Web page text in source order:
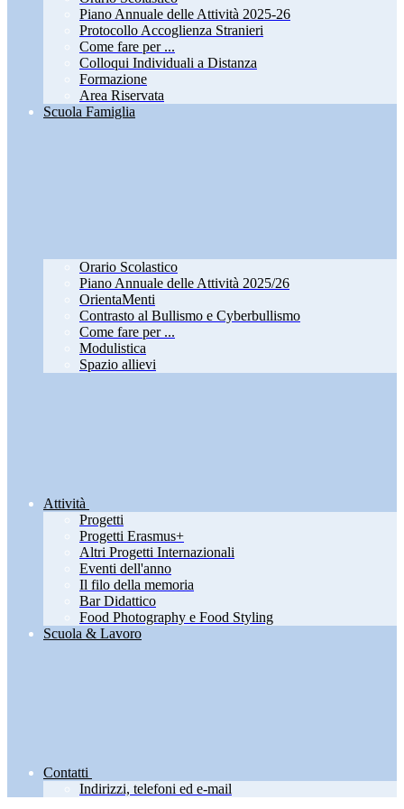
Piano Annuale delle Attività 2025-26
Protocollo Accoglienza Stranieri
Come fare per ...
Colloqui Individuali a Distanza
Formazione
Area Riservata
Scuola Famiglia
Orario Scolastico
Piano Annuale delle Attività 2025/26
OrientaMenti
Contrasto al Bullismo e Cyberbullismo
Come fare per ...
Modulistica
Spazio allievi
Attività
Progetti
Progetti Erasmus+
Altri Progetti Internazionali
Eventi dell'anno
Il filo della memoria
Bar Didattico
Food Photography e Food Styling
Scuola & Lavoro
Contatti
Indirizzi, telefoni ed e-mail